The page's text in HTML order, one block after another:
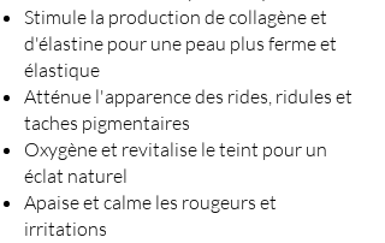
Stimule la production de collagène et
d'élastine pour une peau plus ferme et
élastique
Atténue l'apparence des rides, ridules et
taches pigmentaires
Oxygène et revitalise le teint pour un
éclat naturel
Apaise et calme les rougeurs et
irritations